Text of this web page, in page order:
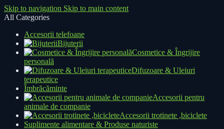
Skip to navigation Skip to main content
All Categories
Accesorii telefoane
Bijuterii
Cosmetice & Îngrijire
personală
Difuzoare & Uleiuri
terapeutice
Îmbrăcăminte
Accesorii pentru
animale de companie
Accesorii trotinete ,biciclete
Suplimente alimentare & Produse naturiste